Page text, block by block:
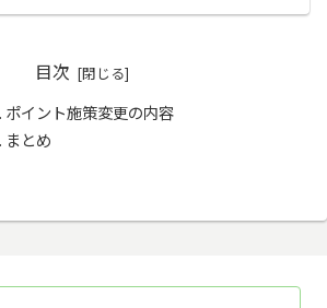
目次
ポイント施策変更の内容
まとめ